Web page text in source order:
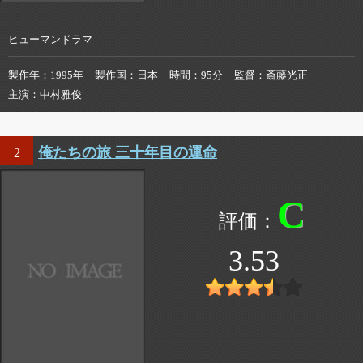
ヒューマンドラマ
製作年 1995年 製作国 日本 時間 95分 監督
斎藤光正
主演
中村雅俊
2 俺たちの旅 三十年目の運命
C
3.53